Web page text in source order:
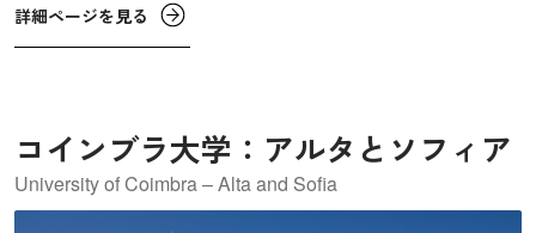
世界遺産に登録され、2010年にシエガ・ベルデまで範囲拡
大されました。これらは、旧石器時代にここで人々が生き
詳細ページを見る
コインブラ大学：アルタとソフィア
University of Coimbra – Alta and Sofia